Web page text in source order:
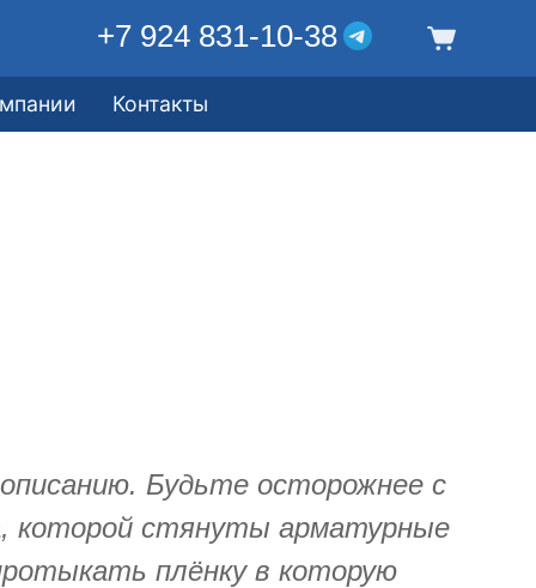
+7 924 831-10-38
Контакты
Будьте осторожнее с
которой стянуты арматурные
плёнку в которую